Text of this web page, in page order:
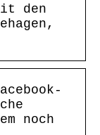
den
noch